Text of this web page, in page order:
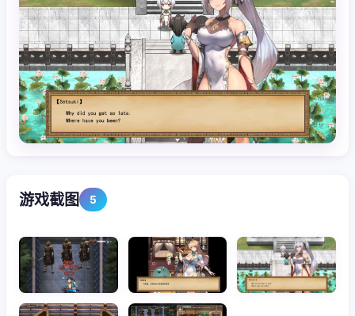
游戏截图 5